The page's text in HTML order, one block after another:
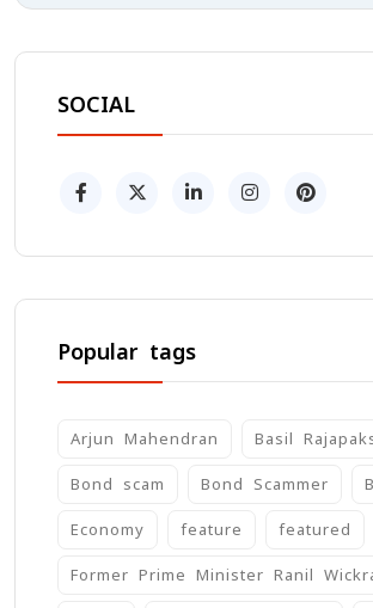
SOCIAL
Popular tags
Arjun Mahendran Basil
Bond scam Bond Scammer
Economy feature featured
Former Prime Minister Ranil